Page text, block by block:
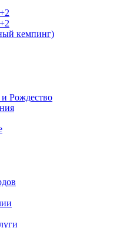
кемпинг)
Рождество